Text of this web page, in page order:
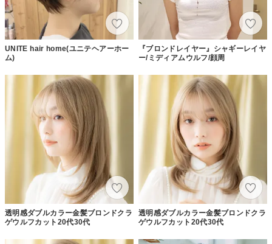
UNITE hair home(ユニテヘアーホー
ム)
『ブロンドレイヤー』シャギーレイヤ
ー/ミディアムウルフ/顔周
透明感ダブルカラー金髪ブロンドクラ
ゲウルフカット20代30代
透明感ダブルカラー金髪ブロンドクラ
ゲウルフカット20代30代